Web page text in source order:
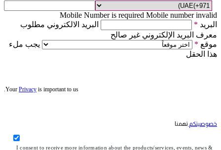
Mobile Number is required Mobile number invalid
البريد *
البريد الالكتروني مطلوب
معرف البريد الإلكتروني غير صالح
موقع *
يجب ملء
هذا الحقل
Your Privacy is important to us.
خصوصيتكم تهمنا
I consent to receive more information about the products/services, events, news &